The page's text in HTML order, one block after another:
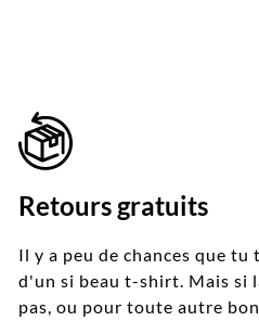
Retours gratuits
Il y a peu de chances que tu
d'un si beau t-shirt. Mais si
pas, ou pour toute autre